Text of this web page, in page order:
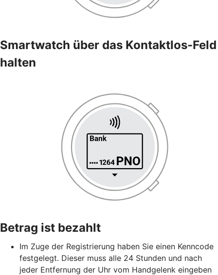
Smartwatch über das Kontaktlos-Feld
halten
Betrag ist bezahlt
Im Zuge der Registrierung haben Sie einen Kenncode
festgelegt. Dieser muss alle 24 Stunden und nach
jeder Entfernung der Uhr vom Handgelenk eingeben